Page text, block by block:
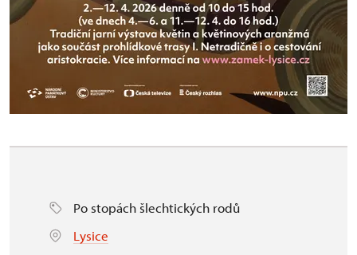
Po stopách šlechtických rodů
Lysice